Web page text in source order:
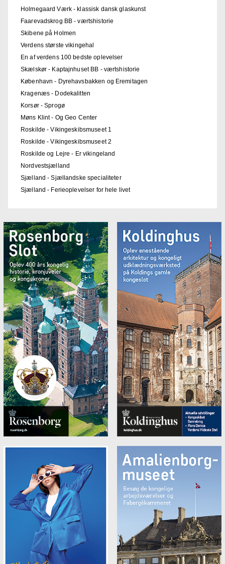
Holmegaard Værk - klassisk dansk glaskunst
Faarevadskrog BB - værtshistorie
Skibene på Holmen
Verdens største vikingehal
En af verdens 100 bedste oplevelser
Skælskør - Kaptajnhuset BB - værtshistorie
København - Dyrehavsbakken og Eremitagen
Kragenæs - Dodekalitten
Korsør - Sprogø
Møns Klint - Og Geo Center
Roskilde - Vikingeskibsmuseet 1
Roskilde - Vikingeskibsmuseet 2
Roskilde og Lejre - Er vikingeland
Nordvestsjælland
Sjælland - Sjællandske specialiteter
Sjælland - Ferieoplevelser for hele livet